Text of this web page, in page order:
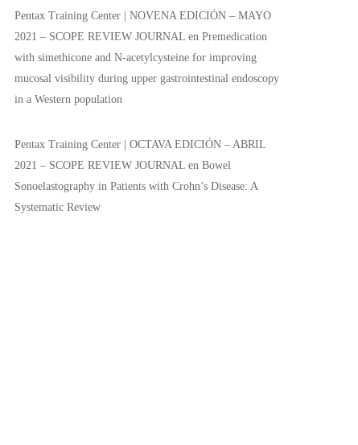
Pentax Training Center | NOVENA EDICIÓN – MAYO
2021 – SCOPE REVIEW JOURNAL en Premedication
with simethicone and N-acetylcysteine for improving
mucosal visibility during upper gastrointestinal endoscopy
in a Western population
Pentax Training Center | OCTAVA EDICIÓN – ABRIL
2021 – SCOPE REVIEW JOURNAL en Bowel
Sonoelastography in Patients with Crohn’s Disease: A
Systematic Review